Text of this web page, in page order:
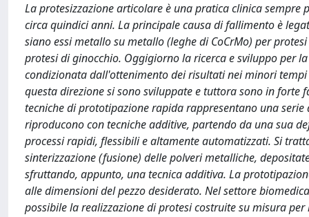
La protesizzazione articolare è una pratica clinica
circa quindici anni. La principale causa di fallimento è
siano essi metallo su metallo (leghe di CoCrMo) per
protesi di ginocchio. Oggigiorno la ricerca e sviluppo per
condizionata dall'ottenimento dei risultati nei minori
questa direzione si sono sviluppate e tuttora sono in
tecniche di prototipazione rapida rappresentano una
riproducono con tecniche additive, partendo da una sua
processi rapidi, flessibili e altamente automatizzati. Si
sinterizzazione (fusione) delle polveri metalliche,
sfruttando, appunto, una tecnica additiva. La
alle dimensioni del pezzo desiderato. Nel settore
possibile la realizzazione di protesi costruite su misura